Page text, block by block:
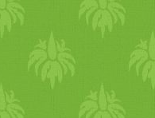
sűrű
öntjük,